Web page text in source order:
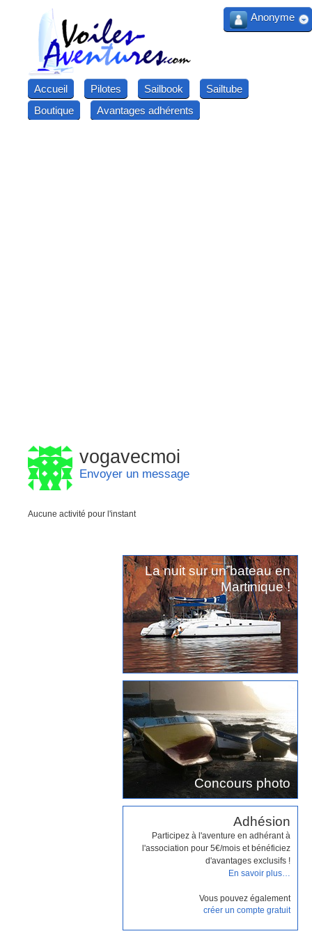
Accueil Pilotes Sailbook
Sailtube
Boutique
Avantages adhérents
vogavecmoi
Envoyer un message
Aucune activité pour l'instant
La nuit sur un bateau en
Martinique !
Concours photo
Adhésion
Participez à l'aventure en adhérant à
l'association pour 5€/mois et bénéficiez
d'avantages exclusifs !
En savoir plus…
Vous pouvez également
créer un compte gratuit
Anonyme